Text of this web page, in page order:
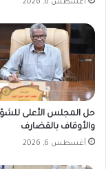
أغسطس 6, 2026
حل المجلس الأعلى
والأوقاف بالقضارف
أغسطس 6, 2026